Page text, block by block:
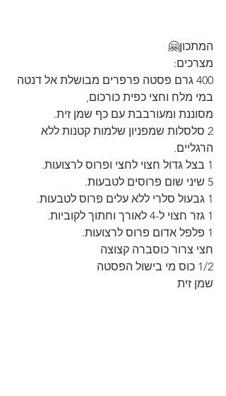
המתכון🤗
מצרכים:
400 גרם פסטה פרפרים מבושלת אל דנטה
במי מלח וחצי כפית כורכום,
מסוננת ומעורבבת עם כף שמן זית.
2 סלסלות שמפניון שלמות קטנות ללא
הרגליים.
1 בצל גדול חצוי לחצי ופרוס לרצועות.
5 שיני שום פרוסים לטבעות.
1 גבעול סלרי ללא עלים פרוס לטבעות.
1 גזר חצוי ל-4 לאורך וחתוך לקוביות.
1 פלפל אדום פרוס לרצועות.
חצי צרור כוסברה קצוצה
1/2 כוס מי בישול הפסטה
שמן זית